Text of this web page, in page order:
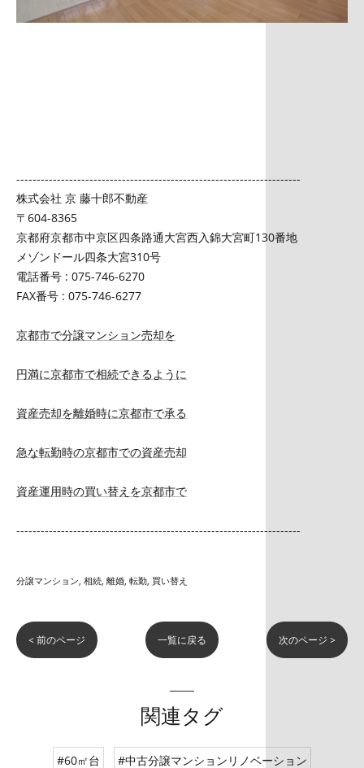
----------------------------------------------------------------------
株式会社 京 藤十郎不動産
〒604-8365
京都府京都市中京区四条路通大宮西入錦大宮町130番地
メゾンドール四条大宮310号
電話番号 : 075-746-6270
FAX番号 : 075-746-6277
京都市で分譲マンション売却を
円満に京都市で相続できるように
資産売却を離婚時に京都市で承る
急な転勤時の京都市での資産売却
資産運用時の買い替えを京都市で
----------------------------------------------------------------------
分譲マンション 相続 離婚 転勤 買い替え
< 前のページ 一覧に戻る 次のページ >
関連タグ
#60㎡台 #中古分譲マンションリノベーション